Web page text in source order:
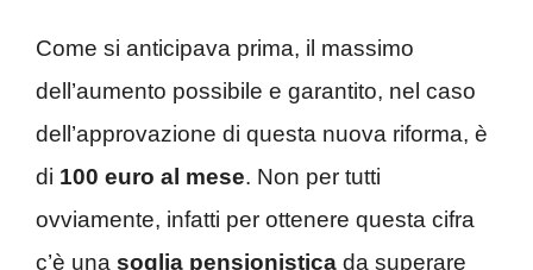
Come si anticipava prima, il massimo
dell’aumento possibile e garantito, nel caso
dell’approvazione di questa nuova riforma, è
di 100 euro al mese. Non per tutti
ovviamente, infatti per ottenere questa cifra
c’è una soglia pensionistica da superare